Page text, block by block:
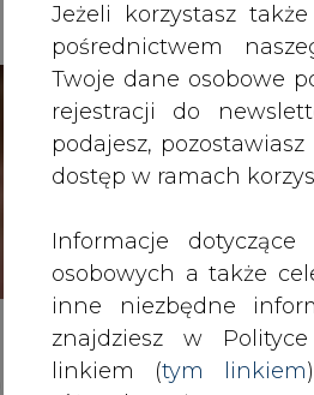
Jeżeli korzystasz
pośrednictwem
Twoje dane osobowe
rejestracji do
podajesz,
dostęp w ramach
Informacje
osobowych a także
inne niezbędne
znajdziesz w
linkiem (tym linkiem
drukuj